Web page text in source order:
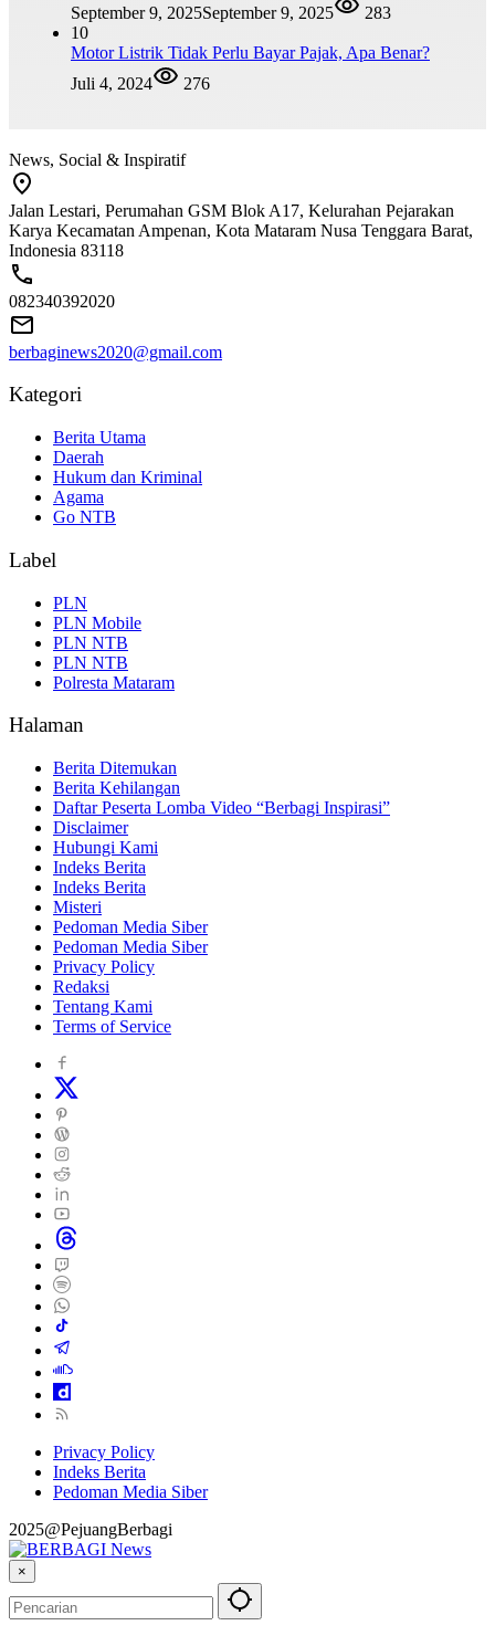
September 9, 2025September 9, 2025
283
10
Motor Listrik Tidak Perlu Bayar Pajak, Apa Benar?
Juli 4, 2024
276
News, Social & Inspiratif
Jalan Lestari, Perumahan GSM Blok A17, Kelurahan Pejarakan
Karya Kecamatan Ampenan, Kota Mataram Nusa Tenggara Barat,
Indonesia 83118
082340392020
berbaginews2020@gmail.com
Kategori
Berita Utama
Daerah
Hukum dan Kriminal
Agama
Go NTB
Label
PLN
PLN Mobile
PLN NTB
PLN NTB
Polresta Mataram
Halaman
Berita Ditemukan
Berita Kehilangan
Daftar Peserta Lomba Video “Berbagi Inspirasi”
Disclaimer
Hubungi Kami
Indeks Berita
Indeks Berita
Misteri
Pedoman Media Siber
Pedoman Media Siber
Privacy Policy
Redaksi
Tentang Kami
Terms of Service
Privacy Policy
Indeks Berita
Pedoman Media Siber
2025@PejuangBerbagi
×